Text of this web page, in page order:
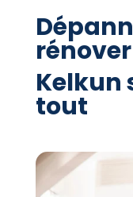
Kelkun
tout